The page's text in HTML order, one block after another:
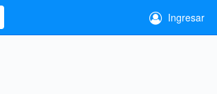
Ingresar